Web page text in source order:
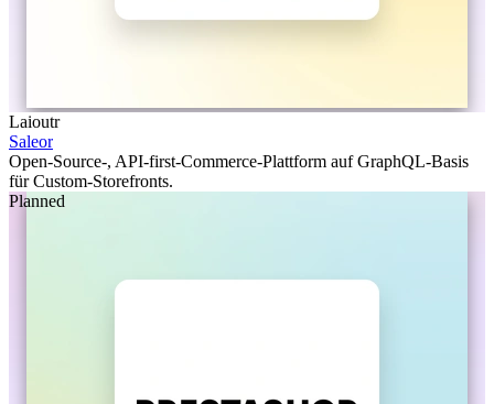
Laioutr
Saleor
Open-Source-, API-first-Commerce-Plattform auf GraphQL-Basis
für Custom-Storefronts.
Planned